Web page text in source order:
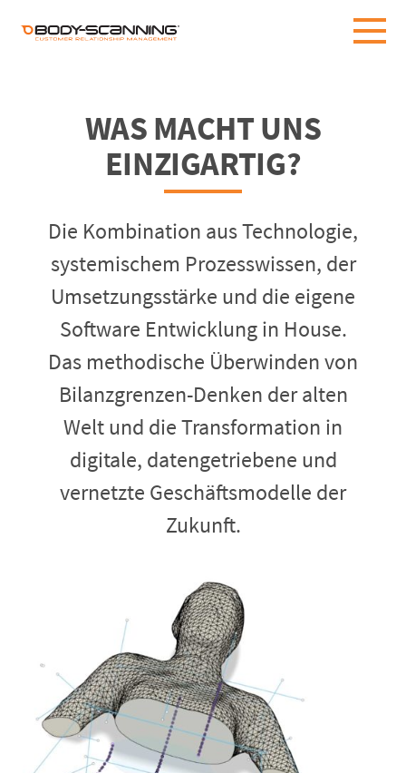
WAS MACHT UNS
EINZIGARTIG?
Die Kombination aus Technologie,
systemischem Prozesswissen, der
Umsetzungsstärke und die eigene
Software Entwicklung in House.
Das methodische Überwinden von
Bilanzgrenzen-Denken der alten
Welt und die Transformation in
digitale, datengetriebene und
vernetzte Geschäftsmodelle der
Zukunft.